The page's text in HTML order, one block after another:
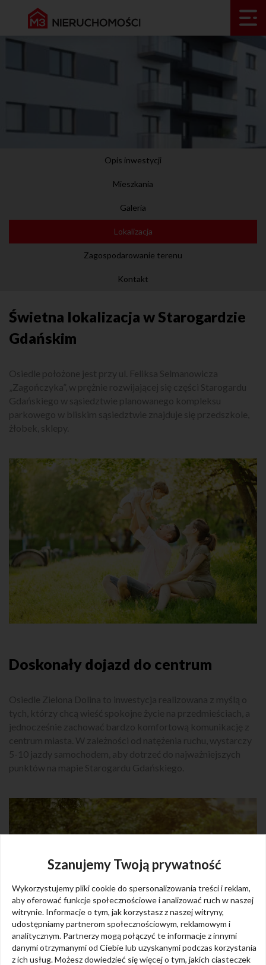
Opis inwestycji
Mieszkania
Galeria
Lokalizacja
Zagospodarowanie terenu
Kontakt
Świetna lokalizacja w Starogardzie
Gdańskim
Osiedle położone jest przy ul. Feliksa Selmanowicza
„Zagończyka”, w prężnie rozwijającej się części Starogardu
Gdańskiego w sąsiedztwie planowanego kompleksu
parkowego w bliskim sąsiedztwie znajduje się przedszkole,
żłobek, sklepy.
Doskonały dojazd do centrum
Osiedle Zielona Dolina to inwestycja realizowana z myślą o
tych, którzy chcą wieść spokojne życie na przedmieściach, a
jednocześnie zachować bardzo komfortową komunikację z
centrum miasta. W zależności od natężenia ruchu, wystarczy
5-10 jazdy samochodem, aby dotrzeć do najważniejszych
punktów na mapie Starogardu Gdańskiego.
Szanujemy Twoją prywatność
Wykorzystujemy pliki cookie do spersonalizowania treści i reklam,
aby oferować funkcje społecznościowe i analizować ruch w naszej
witrynie. Informacje o tym, jak korzystasz z naszej witryny,
udostępniamy partnerom społecznościowym, reklamowym i
analitycznym. Partnerzy mogą połączyć te informacje z innymi
danymi otrzymanymi od Ciebie lub uzyskanymi podczas korzystania
z ich usług. Możesz dowiedzieć się więcej o tym, jakich ciasteczek